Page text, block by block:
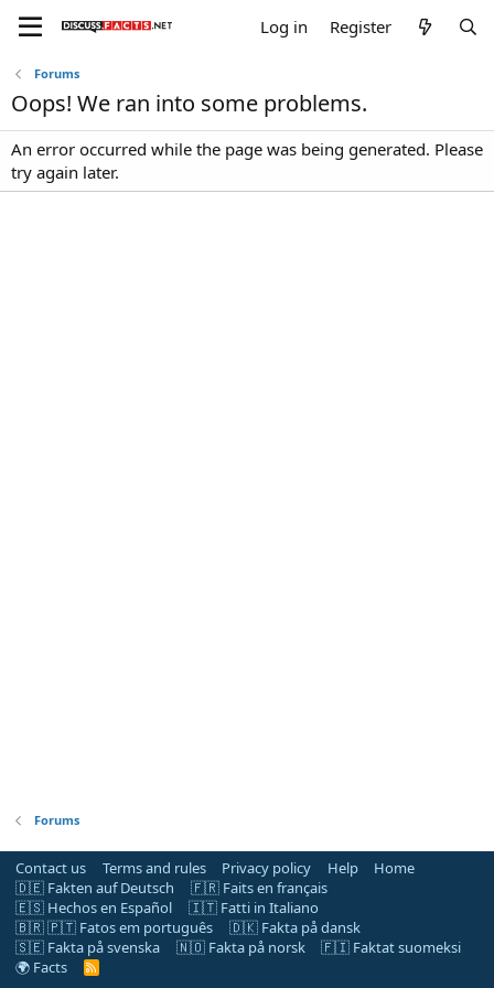
Log in Register
Forums
Oops! We ran into some problems.
An error occurred while the page was being generated. Please
try again later.
Forums
Contact us Terms and rules Privacy policy Help
Home
🇩🇪 Fakten auf Deutsch
🇫🇷 Faits en français
🇪🇸 Hechos en Español
🇮🇹 Fatti in Italiano
🇧🇷 🇵🇹 Fatos em português
🇩🇰 Fakta på dansk
🇸🇪 Fakta på svenska
🇳🇴 Fakta på norsk
🇫🇮 Faktat suomeksi
🌍 Facts
R